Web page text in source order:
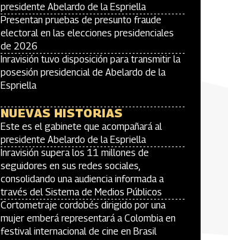
presidente Abelardo de la Espriella
Presentan pruebas de presunto fraude
electoral en las elecciones presidenciales
de 2026
Inravisión tuvo disposición para transmitir la
posesión presidencial de Abelardo de la
Espriella
NUEVAS HISTORIAS
Este es el gabinete que acompañará al
presidente Abelardo de la Espriella
Inravisión supera los 11 millones de
seguidores en sus redes sociales,
consolidando una audiencia informada a
través del Sistema de Medios Públicos
Cortometraje cordobés dirigido por una
mujer emberá representará a Colombia en
festival internacional de cine en Brasil